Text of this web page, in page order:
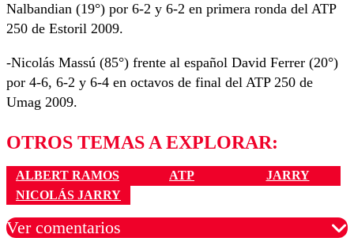
Nalbandian (19°) por 6-2 y 6-2 en primera ronda del ATP
250 de Estoril 2009.
-Nicolás Massú (85°) frente al español David Ferrer (20°)
por 4-6, 6-2 y 6-4 en octavos de final del ATP 250 de
Umag 2009.
OTROS TEMAS A EXPLORAR:
ALBERT RAMOS ATP
JARRY
NICOLÁS JARRY
Ver comentarios